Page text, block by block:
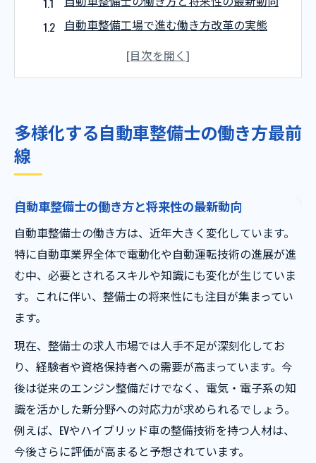
自動車整備工場で進む働き方改革の実態
資格取得と働きながらのスキルアップ方法
将来性を探る自動車整備工場の現状考察
整備工場の人手不足とその解消策を考察
年収や待遇改善が進む自動車整備工場の今
整備士資格が工場の未来に与える影響
理想の働き方を目指す整備士のキャリア戦略
自動車整備工場で活かす資格取得支援制度
年収アップを狙う整備士の転職ポイント
土日祝休みやフレックス勤務の実現方法
自動車整備士資格取得と働きながらの成長術
自動車整備士資格を働きながら取得するコ
多様化する自動車整備士の働き方最前
線
自動車整備士の働き方と将来性の最新動向
自動車整備士の働き方は、近年大きく変化しています。
特に自動車業界全体で電動化や自動運転技術の進展が進
む中、必要とされるスキルや知識にも変化が生じていま
す。これに伴い、整備士の将来性にも注目が集まってい
ます。
現在、整備士の求人市場では人手不足が深刻化してお
り、経験者や資格保持者への需要が高まっています。今
後は従来のエンジン整備だけでなく、電気・電子系の知
識を活かした新分野への対応力が求められるでしょう。
例えば、EVやハイブリッド車の整備技術を持つ人材は、
今後さらに評価が高まると予想されています。